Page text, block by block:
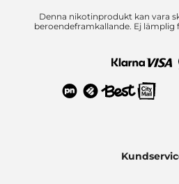
Denna nikotinprodukt kan vara
beroendeframkallande. Ej lämplig